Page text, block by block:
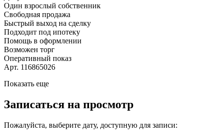
Один взрослый собственник
Свободная продажа
Быстрый выход на сделку
Подходит под ипотеку
Помощь в оформлении
Возможен торг
Оперативный показ
Арт. 116865026
Показать еще
Записаться на просмотр
Пожалуйста, выберите дату, доступную для записи: